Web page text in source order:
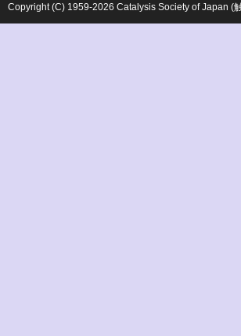
Copyright (C) 1959-2026 Catalysis Society of Japan (